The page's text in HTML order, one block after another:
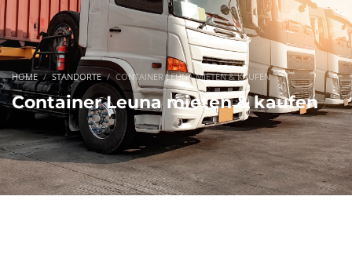
HOME STANDORTE CONTAINER LEUNA MIETEN & KAUFEN
Container Leuna mieten & kaufen